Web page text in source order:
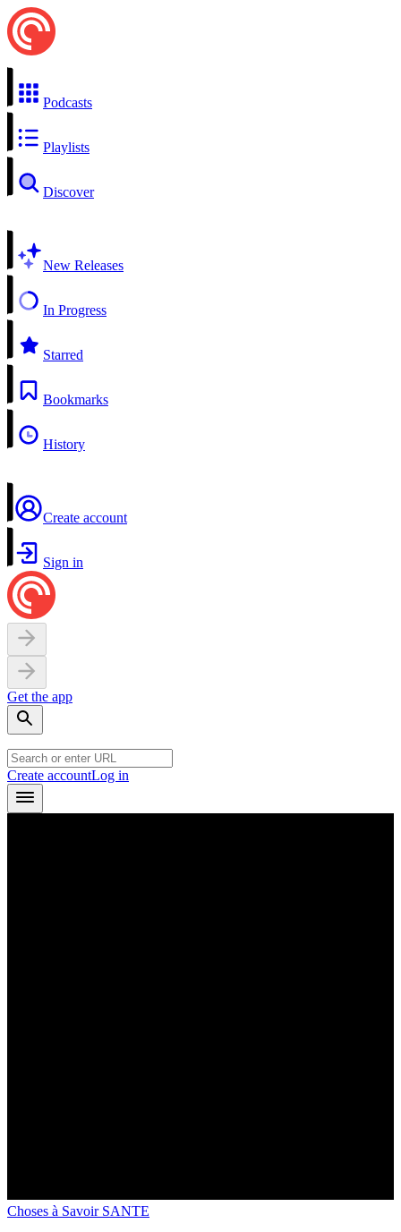
Podcasts
Playlists
Discover
New Releases
In Progress
Starred
Bookmarks
History
Create account
Sign in
Get the app
Create accountLog in
Choses à Savoir SANTE